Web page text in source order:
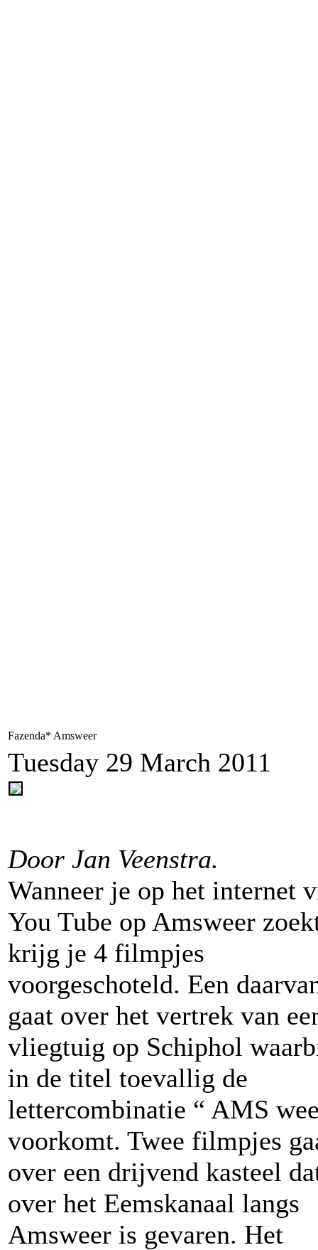
Fazenda* Amsweer
Tuesday 29 March 2011
Door Jan Veenstra.
Wanneer je op het internet
You Tube op Amsweer
krijg je 4 filmpjes
voorgeschoteld. Een
gaat over het vertrek van
vliegtuig op Schiphol
in de titel toevallig de
lettercombinatie “ AMS
voorkomt. Twee filmpjes
over een drijvend kasteel
over het Eemskanaal langs
Amsweer is gevaren. Het